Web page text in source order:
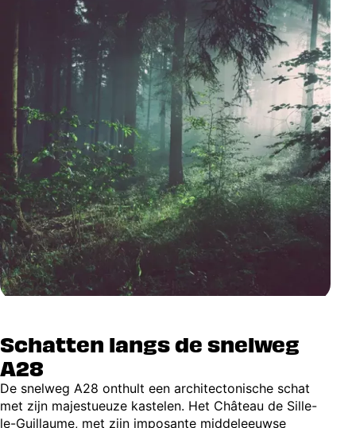
Schatten langs de snelweg
A28
De snelweg A28 onthult een architectonische schat
met zijn majestueuze kastelen. Het Château de Sille-
le-Guillaume, met zijn imposante middeleeuwse